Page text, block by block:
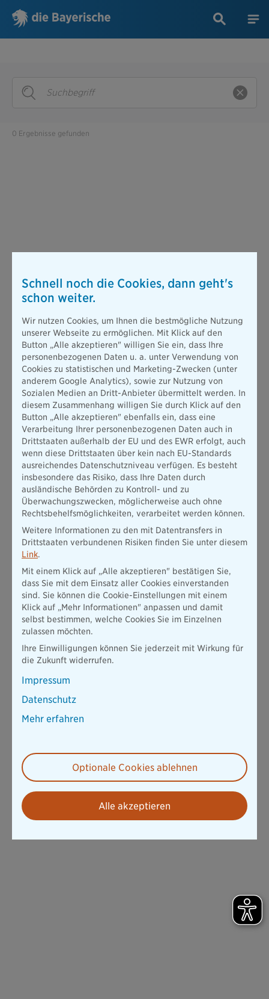
0 Ergebnisse gefunden
Schnell noch die Cookies, dann geht's
schon weiter.
Wir nutzen Cookies, um Ihnen die bestmögliche Nutzung
unserer Webseite zu ermöglichen. Mit Klick auf den
Button „Alle akzeptieren" willigen Sie ein, dass Ihre
personenbezogenen Daten u. a. unter Verwendung von
Cookies zu statistischen und Marketing-Zwecken (unter
anderem Google Analytics), sowie zur Nutzung von
Sozialen Medien an Dritt-Anbieter übermittelt werden. In
diesem Zusammenhang willigen Sie durch Klick auf den
Button „Alle akzeptieren" ebenfalls ein, dass eine
Verarbeitung Ihrer personenbezogenen Daten auch in
Drittstaaten außerhalb der EU und des EWR erfolgt, auch
wenn diese Drittstaaten über kein nach EU-Standards
ausreichendes Datenschutzniveau verfügen. Es besteht
insbesondere das Risiko, dass Ihre Daten durch
ausländische Behörden zu Kontroll- und zu
Überwachungszwecken, möglicherweise auch ohne
Rechtsbehelfsmöglichkeiten, verarbeitet werden können.
Weitere Informationen zu den mit Datentransfers in
Drittstaaten verbundenen Risiken finden Sie unter diesem
Link.
Mit einem Klick auf „Alle akzeptieren" bestätigen Sie,
dass Sie mit dem Einsatz aller Cookies einverstanden
sind. Sie können die Cookie-Einstellungen mit einem
Klick auf „Mehr Informationen" anpassen und damit
selbst bestimmen, welche Cookies Sie im Einzelnen
zulassen möchten.
Ihre Einwilligungen können Sie jederzeit mit Wirkung für
die Zukunft widerrufen.
Impressum
Datenschutz
Mehr erfahren
Optionale Cookies ablehnen
Alle akzeptieren